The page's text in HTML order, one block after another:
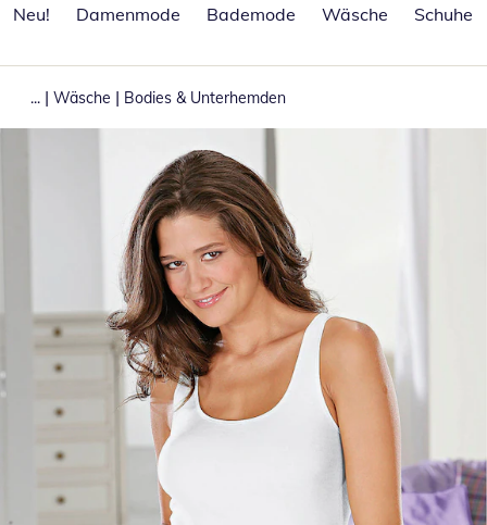
Neu!
Damenmode Bademode Wäsche Schuhe
... | Wäsche | Bodies & Unterhemden